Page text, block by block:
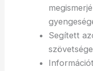
Segített